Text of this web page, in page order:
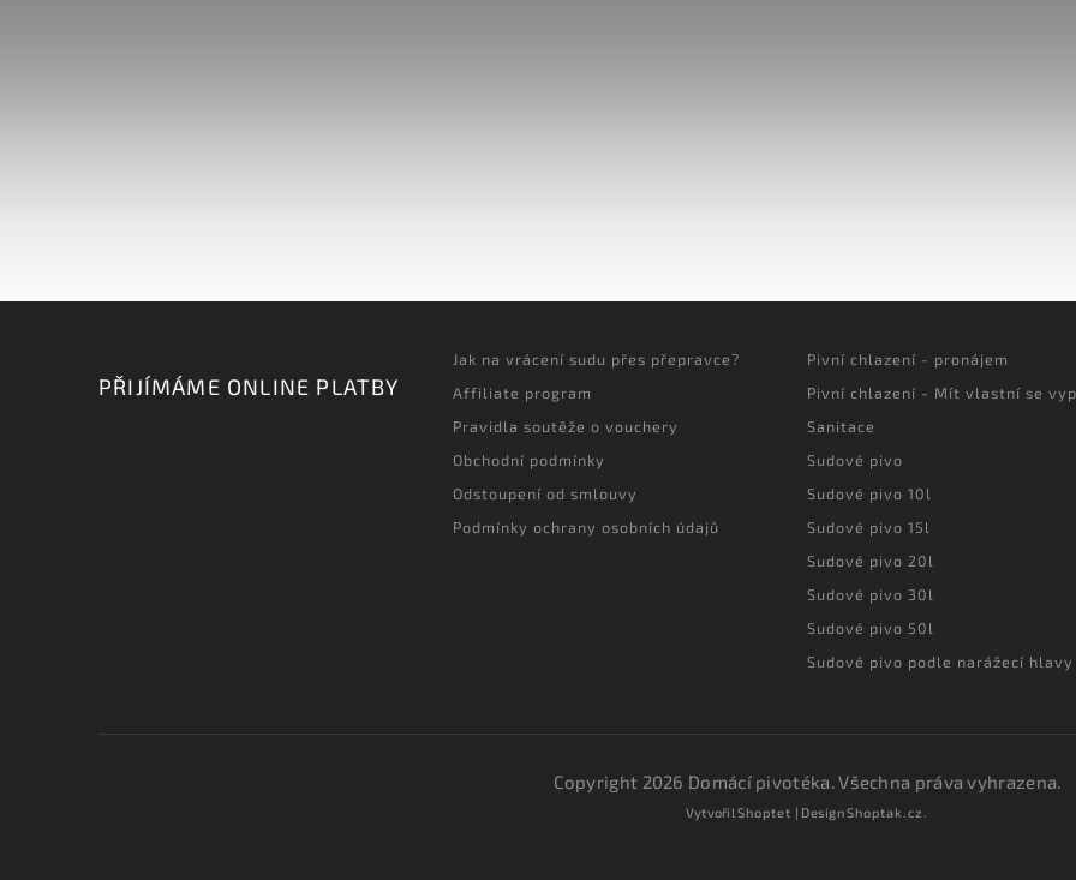
PŘIJÍMÁME ONLINE PLATBY
Jak na vrácení sudu přes přepravce?
Affiliate program
Pravidla soutěže o vouchery
Obchodní podmínky
Odstoupení od smlouvy
Podmínky ochrany osobních údajů
Pivní chlazení - pronájem
Pivní chlazení - Mít vlastní se
Sanitace
Sudové pivo
Sudové pivo 10l
Sudové pivo 15l
Sudové pivo 20l
Sudové pivo 30l
Sudové pivo 50l
Sudové pivo podle narážecí hlavy
Copyright 2026 Domácí pivotéka. Všechna práva vyhrazena.
VytvořilShoptet | DesignShoptak.cz.